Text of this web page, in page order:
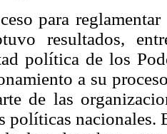
para
resultados,
política de los
a su
de las
políticas nacionales.